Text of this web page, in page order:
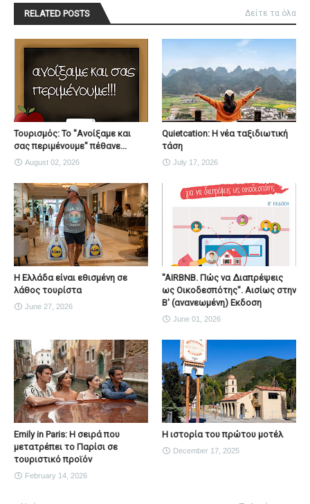
RELATED POSTS Δείτε τα όλα
Τουρισμός: Το "Ανοίξαμε και
σας περιμένουμε" πέθανε...
August 02, 2026
Quietcation: Η νέα ταξιδιωτική
τάση
July 17, 2026
Η Ελλάδα είναι εθισμένη σε
λάθος τουρίστα
June 27, 2026
"AIRBNB. Πώς να Διαπρέψεις
ως Οικοδεσπότης". Αισίως στην
Β' (ανανεωμένη) Εκδοση
June 01, 2026
Emily in Paris: Η σειρά που
μετατρέπει το Παρίσι σε
τουριστικό προϊόν
February 14, 2026
Η ιστορία του πρώτου μοτέλ
December 17, 2025